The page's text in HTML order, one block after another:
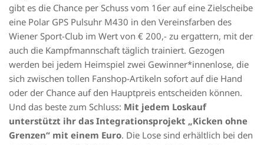
gibt es die Chance per Schuss vom 16er auf eine Zielscheibe
eine Polar GPS Pulsuhr M430 in den Vereinsfarben des
Wiener Sport-Club im Wert von € 200,- zu ergattern, mit der
auch die Kampfmannschaft täglich trainiert. Gezogen
werden bei jedem Heimspiel zwei Gewinner*innenlose, die
sich zwischen tollen Fanshop-Artikeln sofort auf die Hand
oder der Chance auf den Hauptpreis entscheiden können.
Und das beste zum Schluss: Mit jedem Loskauf
unterstützt ihr das Integrationsprojekt „Kicken ohne
Grenzen“ mit einem Euro. Die Lose sind erhältlich bei den